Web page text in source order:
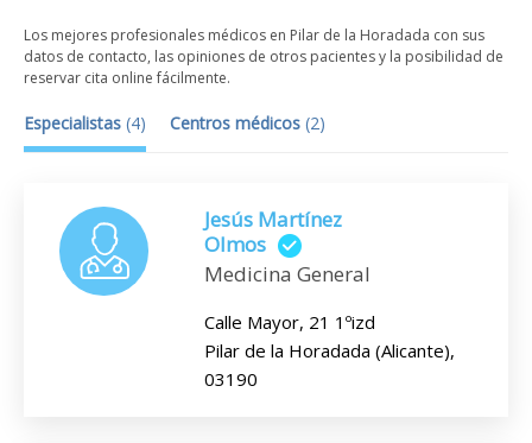
Los mejores profesionales médicos en Pilar de la Horadada con sus
datos de contacto, las opiniones de otros pacientes y la posibilidad de
reservar cita online fácilmente.
Especialistas (4) Centros médicos (2)
Jesús Martínez
Olmos
Medicina General
Calle Mayor, 21 1ºizd
Pilar de la Horadada (Alicante),
03190